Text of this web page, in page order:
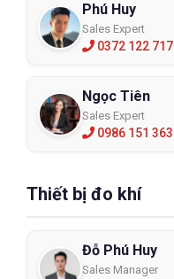
Phú Huy
Sales Expert
0372 122 717
Ngọc Tiên
Sales Expert
0986 151 363
Thiết bị đo khí
Đỗ Phú Huy
Sales Manager